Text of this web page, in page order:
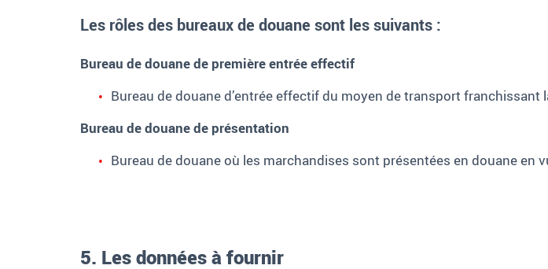
Les rôles des bureaux de douane sont les suivants :
Bureau de douane de première entrée effectif
Bureau de douane d’entrée effectif du moyen de transport franchissant
Bureau de douane de présentation
Bureau de douane où les marchandises sont présentées en douane
5. Les données à fournir